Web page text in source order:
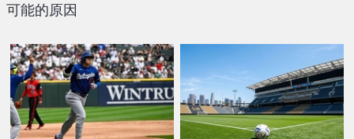
可能的原因